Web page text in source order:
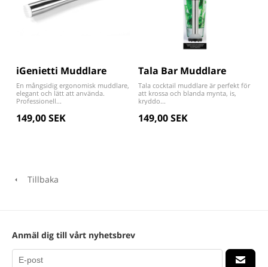
iGenietti Muddlare
En mångsidig ergonomisk muddlare,
elegant och lätt att använda.
Professionell...
149,00 SEK
Tala Bar Muddlare
Tala cocktail muddlare är perfekt för
att krossa och blanda mynta, is,
kryddo...
149,00 SEK
Tillbaka
Anmäl dig till vårt nyhetsbrev